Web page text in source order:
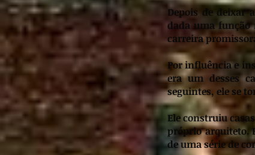
Depois de deixar
dada uma função
carreira
Por influência e
era um desses
seguintes, ele se
Ele construiu
próprio arquiteto.
de uma série de